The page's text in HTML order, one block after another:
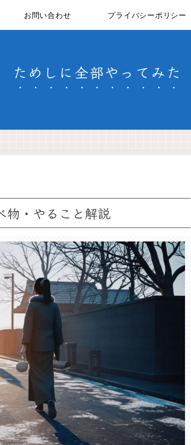
ためしに全部やってみた
お問い合わせ プライバシーポリシー
物・やること解説